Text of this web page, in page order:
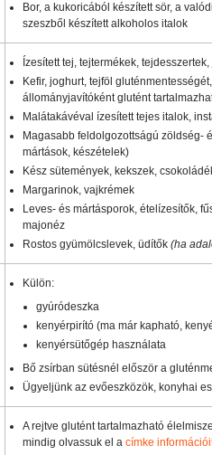
Bor, a kukoricából készített sör, a
szeszből készített alkoholos italok
Ízesített tej, tejtermékek,
Kefir, joghurt, tejföl
állományjavítóként glutént
Malátakávéval ízesített tejes italok,
Magasabb feldolgozottságú zöldség-
mártások, készételek)
Kész sütemények, kekszek,
Margarinok, vajkrémek
Leves- és mártásporok, ételízesítők,
majonéz
Rostos gyümölcslevek, üdítők (ha
Külön:
gyúródeszka
kenyérpirító (ma már kapható,
kenyérsütőgép használata
Bő zsírban sütésnél először a
Ügyeljünk az evőeszközök, konyhai
A rejtve glutént tartalmazható
mindig olvassuk el a címke